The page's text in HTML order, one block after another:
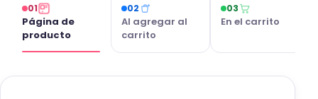
01
Página de
producto
02
Al agregar al
carrito
03
En el carrito